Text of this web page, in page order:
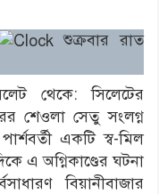
শুক্রবার রাত
থেকে: সিলেটের
শেওলা সেতু সংলগ্ন
একটি স্ব-মিল
এ অগ্নিকাণ্ডের ঘটনা
বিয়ানীবাজার